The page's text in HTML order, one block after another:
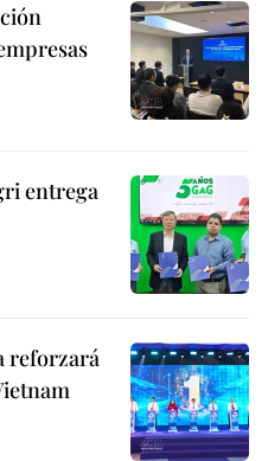
entrega
reforzará